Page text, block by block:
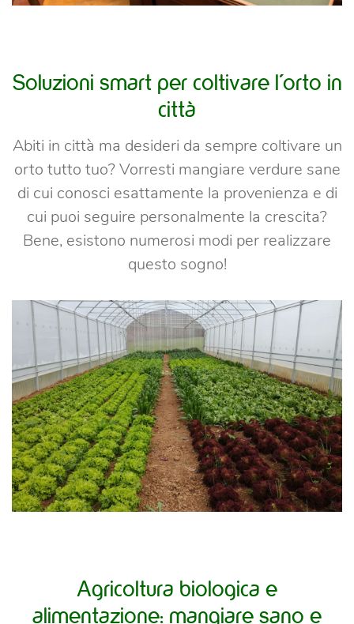
Soluzioni smart per coltivare l'orto in
città
Abiti in città ma desideri da sempre coltivare un
orto tutto tuo? Vorresti mangiare verdure sane
di cui conosci esattamente la provenienza e di
cui puoi seguire personalmente la crescita?
Bene, esistono numerosi modi per realizzare
questo sogno!
Agricoltura biologica e
alimentazione: mangiare sano e